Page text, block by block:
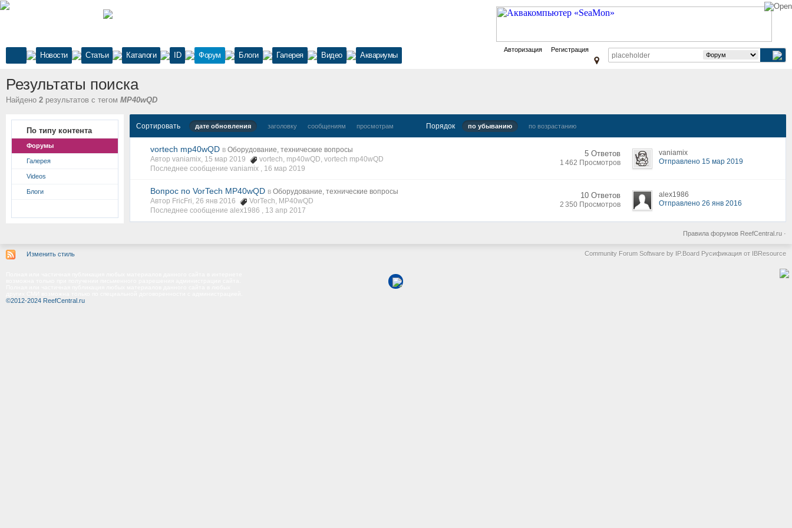
Новости Статьи Каталоги ID Форум Блоги Галерея Видео Аквариумы
Авторизация Регистрация
Результаты поиска
Найдено 2 результатов с тегом MP40wQD
По типу контента
Форумы
Галерея
Videos
Блоги
Сортировать дате обновления заголовку сообщениям просмотрам Порядок по убыванию по возрастанию
vortech mp40wQD в Оборудование, технические вопросы
Автор vaniamix, 15 мар 2019
vortech, mp40wQD, vortech mp40wQD
Последнее сообщение vaniamix , 16 мар 2019
5 Ответов
1 462 Просмотров
vaniamix
Отправлено 15 мар 2019
Вопрос по VorTech MP40wQD в Оборудование, технические вопросы
Автор FricFri, 26 янв 2016
VorTech, MP40wQD
Последнее сообщение alex1986 , 13 апр 2017
10 Ответов
2 350 Просмотров
alex1986
Отправлено 26 янв 2016
Правила форумов ReefCentral.ru ·
Изменить стиль Community Forum Software by IP.Board Русификация от IBResource
©2012-2024 ReefCentral.ru